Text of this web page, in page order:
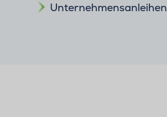
Unternehmensanleihen